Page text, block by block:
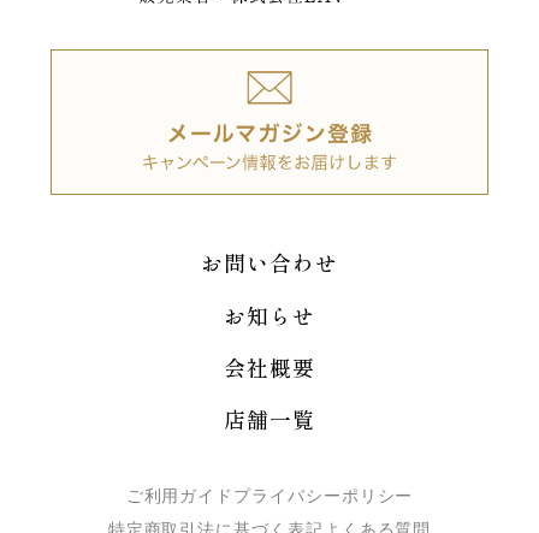
お問い合わせ
お知らせ
会社概要
店舗一覧
ご利用ガイド プライバシーポリシー